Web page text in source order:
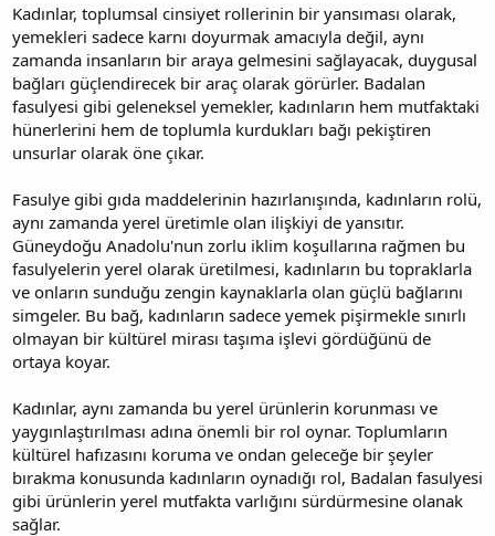
Kadınlar, toplumsal cinsiyet rollerinin bir yansıması olarak,
yemekleri sadece karnı doyurmak amacıyla değil, aynı
zamanda insanların bir araya gelmesini sağlayacak, duygusal
bağları güçlendirecek bir araç olarak görürler. Badalan
fasulyesi gibi geleneksel yemekler, kadınların hem mutfaktaki
hünerlerini hem de toplumla kurdukları bağı pekiştiren
unsurlar olarak öne çıkar.
Fasulye gibi gıda maddelerinin hazırlanışında, kadınların rolü,
aynı zamanda yerel üretimle olan ilişkiyi de yansıtır.
Güneydoğu Anadolu'nun zorlu iklim koşullarına rağmen bu
fasulyelerin yerel olarak üretilmesi, kadınların bu topraklarla
ve onların sunduğu zengin kaynaklarla olan güçlü bağlarını
simgeler. Bu bağ, kadınların sadece yemek pişirmekle sınırlı
olmayan bir kültürel mirası taşıma işlevi gördüğünü de
ortaya koyar.
Kadınlar, aynı zamanda bu yerel ürünlerin korunması ve
yaygınlaştırılması adına önemli bir rol oynar. Toplumların
kültürel hafızasını koruma ve ondan geleceğe bir şeyler
bırakma konusunda kadınların oynadığı rol, Badalan fasulyesi
gibi ürünlerin yerel mutfakta varlığını sürdürmesine olanak
sağlar.